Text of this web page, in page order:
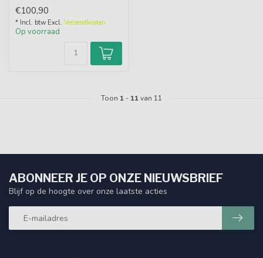
kit....
€100,90
* Incl. btw Excl. Verzendkosten
Op voorraad
Toon 1 - 11van 11
ABONNEER JE OP ONZE NIEUWSBRIEF
Blijf op de hoogte over onze laatste acties